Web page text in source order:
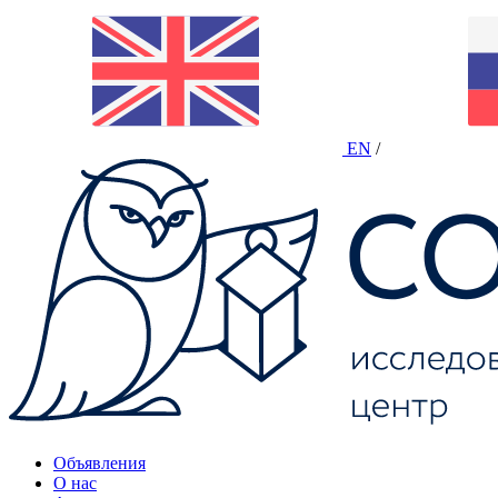
EN /
Объявления
О нас